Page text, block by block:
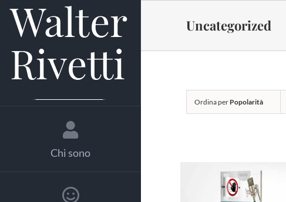
Salta
contenuto
Chi sono
Uncategorized
Ordina per Popolarità
AGGIUNGI AL